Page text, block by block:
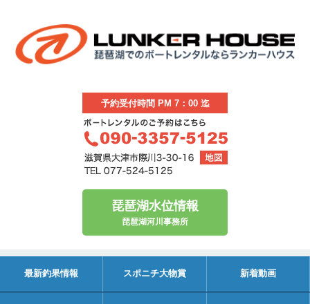
予約受付時間 PM 7：00 迄
琵琶湖水位情報
琵琶湖河川事務所
最新釣果情報 スポニチ大物賞 新着動画